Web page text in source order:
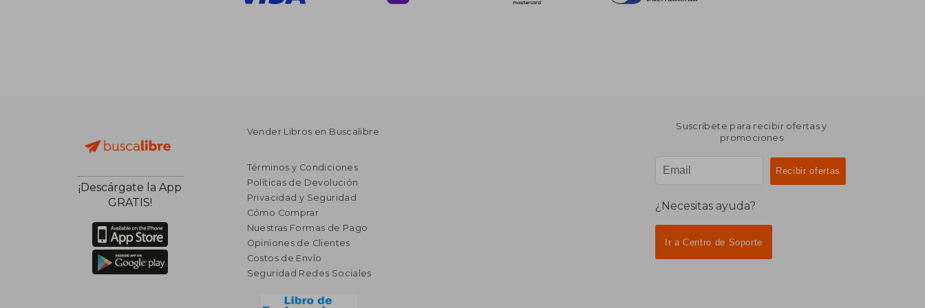
¡Descárgate la App
GRATIS!
Vender Libros en Buscalibre
Términos y Condiciones
Políticas de Devolución
Privacidad y Seguridad
Cómo Comprar
Nuestras Formas de Pago
Opiniones de Clientes
Costos de Envío
Seguridad Redes Sociales
Suscríbete para recibir ofertas y
promociones
¿Necesitas ayuda?
Ir a Centro de Soporte